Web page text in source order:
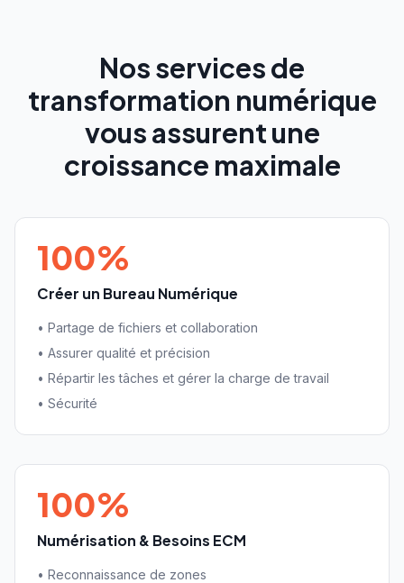
Nos services de
transformation numérique
vous assurent une
croissance maximale
100%
Créer un Bureau Numérique
• Partage de fichiers et collaboration
• Assurer qualité et précision
• Répartir les tâches et gérer la charge de travail
• Sécurité
100%
Numérisation & Besoins ECM
• Reconnaissance de zones